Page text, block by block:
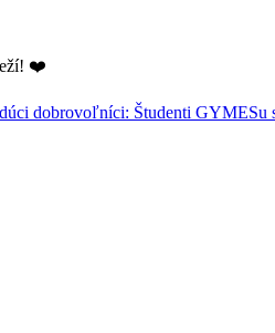
❤️
dobrovoľníci: Študenti GYMESu